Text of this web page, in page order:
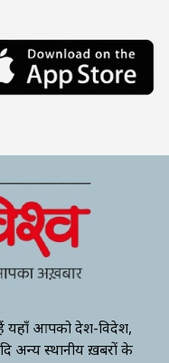
हैं यहाँ आपको देश-विदेश,
अन्य स्थानीय ख़बरों के